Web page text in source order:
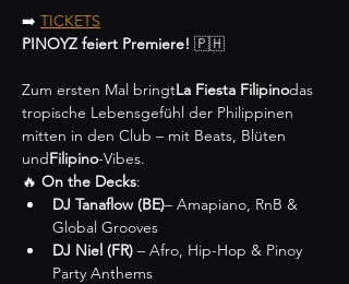
➡️ TICKETS
PINOYZ feiert Premiere! 🇵🇭
Zum ersten Mal bringtLa Fiesta Filipinodas
tropische Lebensgefühl der Philippinen
mitten in den Club – mit Beats, Blüten
undFilipino-Vibes.
🔥 On the Decks:
DJ Tanaflow (BE)– Amapiano, RnB &
Global Grooves
DJ Niel (FR) – Afro, Hip-Hop & Pinoy
Party Anthems